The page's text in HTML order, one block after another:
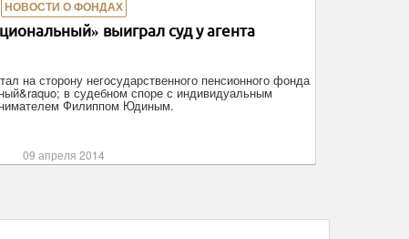
НОВОСТИ О ФОНДАХ
выиграл суд у агента
на сторону негосударственного пенсионного фонда
в судебном споре с индивидуальным
Филиппом Юдиным.
09 апреля 2014